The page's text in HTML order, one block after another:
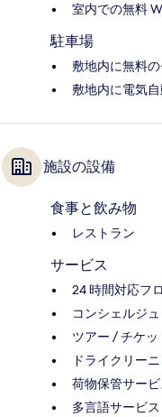
室内での無料
駐車場
敷地内に無料
敷地内に電気
施設の設備
食事と飲み物
レストラン
サービス
24 時間対応フ
コンシェルジ
ツアー / チケッ
ドライクリー
荷物保管サービ
多言語サービス